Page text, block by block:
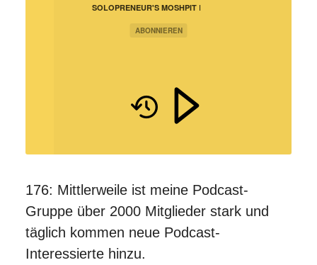
SOLOPRENEUR'S MOSHPIT |
TÄGLICHENABONNIEREN
176: Mittlerweile ist meine Podcast-
Gruppe über 2000 Mitglieder stark und
täglich kommen neue Podcast-
Interessierte hinzu.